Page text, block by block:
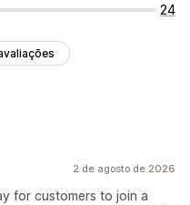
24
2 de agosto de 2026
for customers to join a